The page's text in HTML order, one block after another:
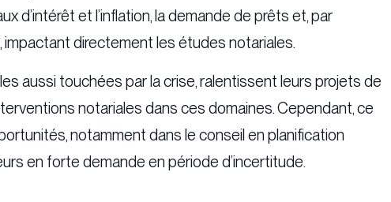
d’intérêt et l’inflation, la demande de prêts et, par
directement les études notariales.
aussi touchées par la crise, ralentissent leurs projets de
notariales dans ces domaines. Cependant, ce
notamment dans le conseil en planification
en forte demande en période d’incertitude.